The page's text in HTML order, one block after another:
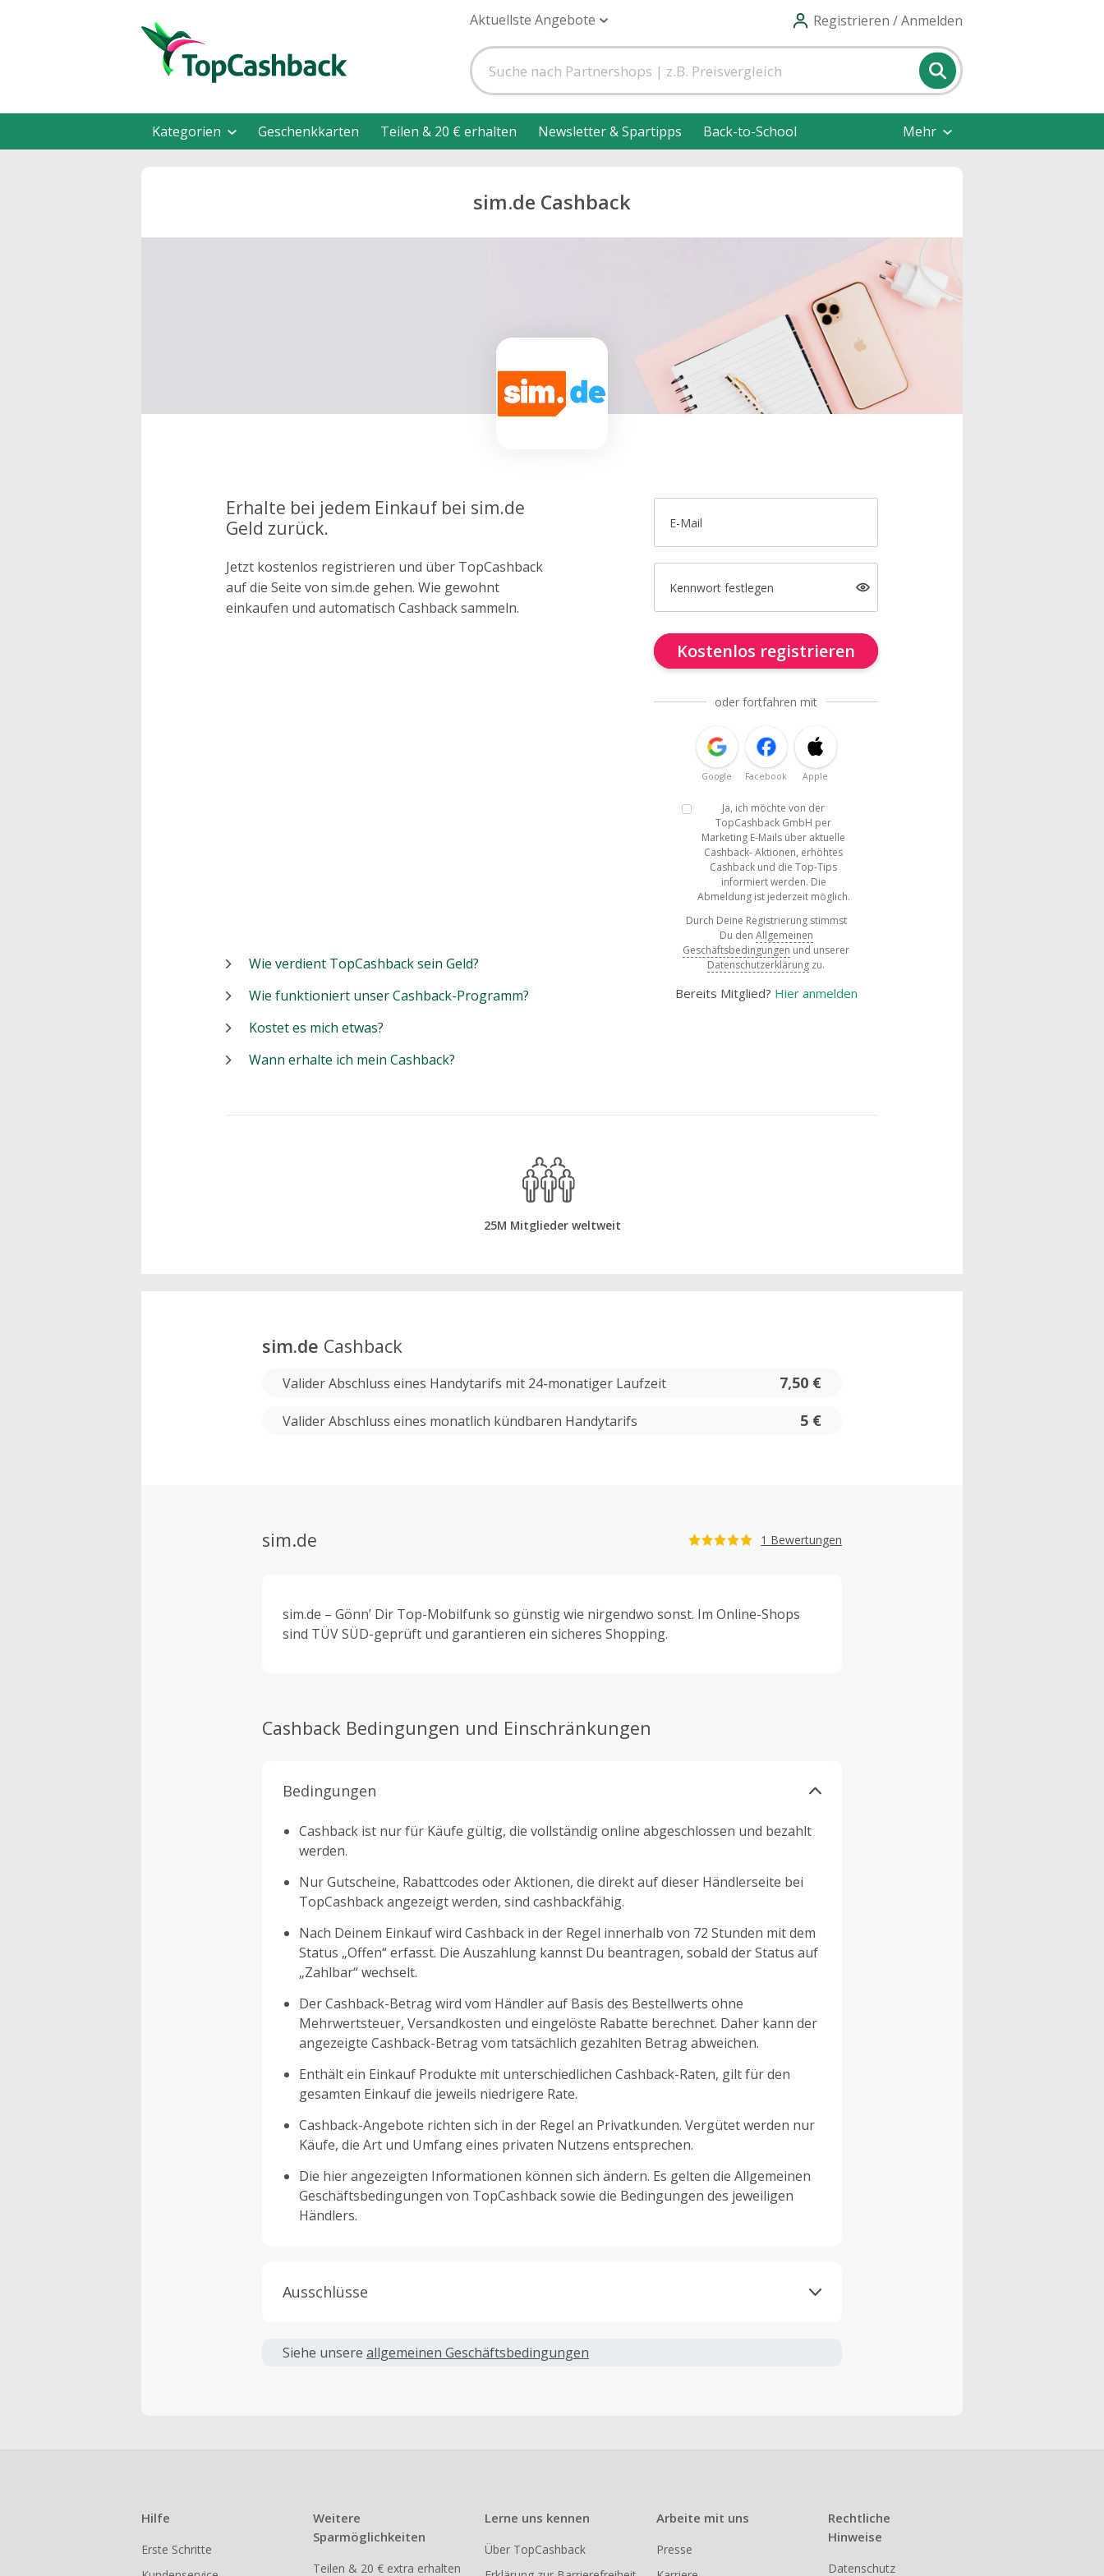
Aktuellste Angebote Registrieren / Anmelden
Kategorien Geschenkkarten Teilen & 20 € erhalten Newsletter & Spartipps Back-to-School Mehr
sim.de Cashback
Erhalte bei jedem Einkauf bei sim.de
Geld zurück.
Jetzt kostenlos registrieren und über TopCashback
auf die Seite von sim.de gehen. Wie gewohnt
einkaufen und automatisch Cashback sammeln.
E-Mail
Kennwort festlegen
Kostenlos registrieren
oder fortfahren mit
Google Facebook Apple
Ja, ich möchte von der
TopCashback GmbH per
Marketing E-Mails über aktuelle
Cashback- Aktionen, erhöhtes
Cashback und die Top-Tips
informiert werden. Die
Abmeldung ist jederzeit möglich.
Durch Deine Registrierung stimmst
Du den Allgemeinen
Geschäftsbedingungen und unserer
Datenschutzerklärung zu.
Bereits Mitglied? Hier anmelden
Wie verdient TopCashback sein Geld?
Wie funktioniert unser Cashback-Programm?
Kostet es mich etwas?
Wann erhalte ich mein Cashback?
25M Mitglieder weltweit
sim.de Cashback
Valider Abschluss eines Handytarifs mit 24-monatiger Laufzeit 7,50 €
Valider Abschluss eines monatlich kündbaren Handytarifs 5 €
sim.de 1 Bewertungen
sim.de – Gönn’ Dir Top-Mobilfunk so günstig wie nirgendwo sonst. Im Online-Shops
sind TÜV SÜD-geprüft und garantieren ein sicheres Shopping.
Cashback Bedingungen und Einschränkungen
Bedingungen
Cashback ist nur für Käufe gültig, die vollständig online abgeschlossen und bezahlt
werden.
Nur Gutscheine, Rabattcodes oder Aktionen, die direkt auf dieser Händlerseite bei
TopCashback angezeigt werden, sind cashbackfähig.
Nach Deinem Einkauf wird Cashback in der Regel innerhalb von 72 Stunden mit dem
Status „Offen“ erfasst. Die Auszahlung kannst Du beantragen, sobald der Status auf
„Zahlbar“ wechselt.
Der Cashback-Betrag wird vom Händler auf Basis des Bestellwerts ohne
Mehrwertsteuer, Versandkosten und eingelöste Rabatte berechnet. Daher kann der
angezeigte Cashback-Betrag vom tatsächlich gezahlten Betrag abweichen.
Enthält ein Einkauf Produkte mit unterschiedlichen Cashback-Raten, gilt für den
gesamten Einkauf die jeweils niedrigere Rate.
Cashback-Angebote richten sich in der Regel an Privatkunden. Vergütet werden nur
Käufe, die Art und Umfang eines privaten Nutzens entsprechen.
Die hier angezeigten Informationen können sich ändern. Es gelten die Allgemeinen
Geschäftsbedingungen von TopCashback sowie die Bedingungen des jeweiligen
Händlers.
Ausschlüsse
verwendet werden, die nicht ausdrücklich auf dieser Händlerseite von TopCashback
Gewerbliche, Reseller- oder ungewöhnlich große Bestellungen sind bei den meisten
Händlern vom Cashback ausgeschlossen.
Siehe unsere allgemeinen Geschäftsbedingungen
Hilfe
Erste Schritte
Weitere
Sparmöglichkeiten
Teilen & 20 € extra erhalten
Lerne uns kennen
Über TopCashback
Arbeite mit uns
Presse
Rechtliche
Hinweise
Datenschutz